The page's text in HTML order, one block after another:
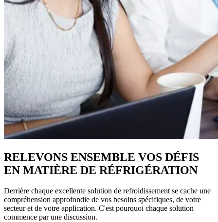
RELEVONS ENSEMBLE VOS DÉFIS
EN MATIÈRE DE RÉFRIGÉRATION
Derrière chaque excellente solution de refroidissement se cache une
compréhension approfondie de vos besoins spécifiques, de votre
secteur et de votre application. C'est pourquoi chaque solution
commence par une discussion.